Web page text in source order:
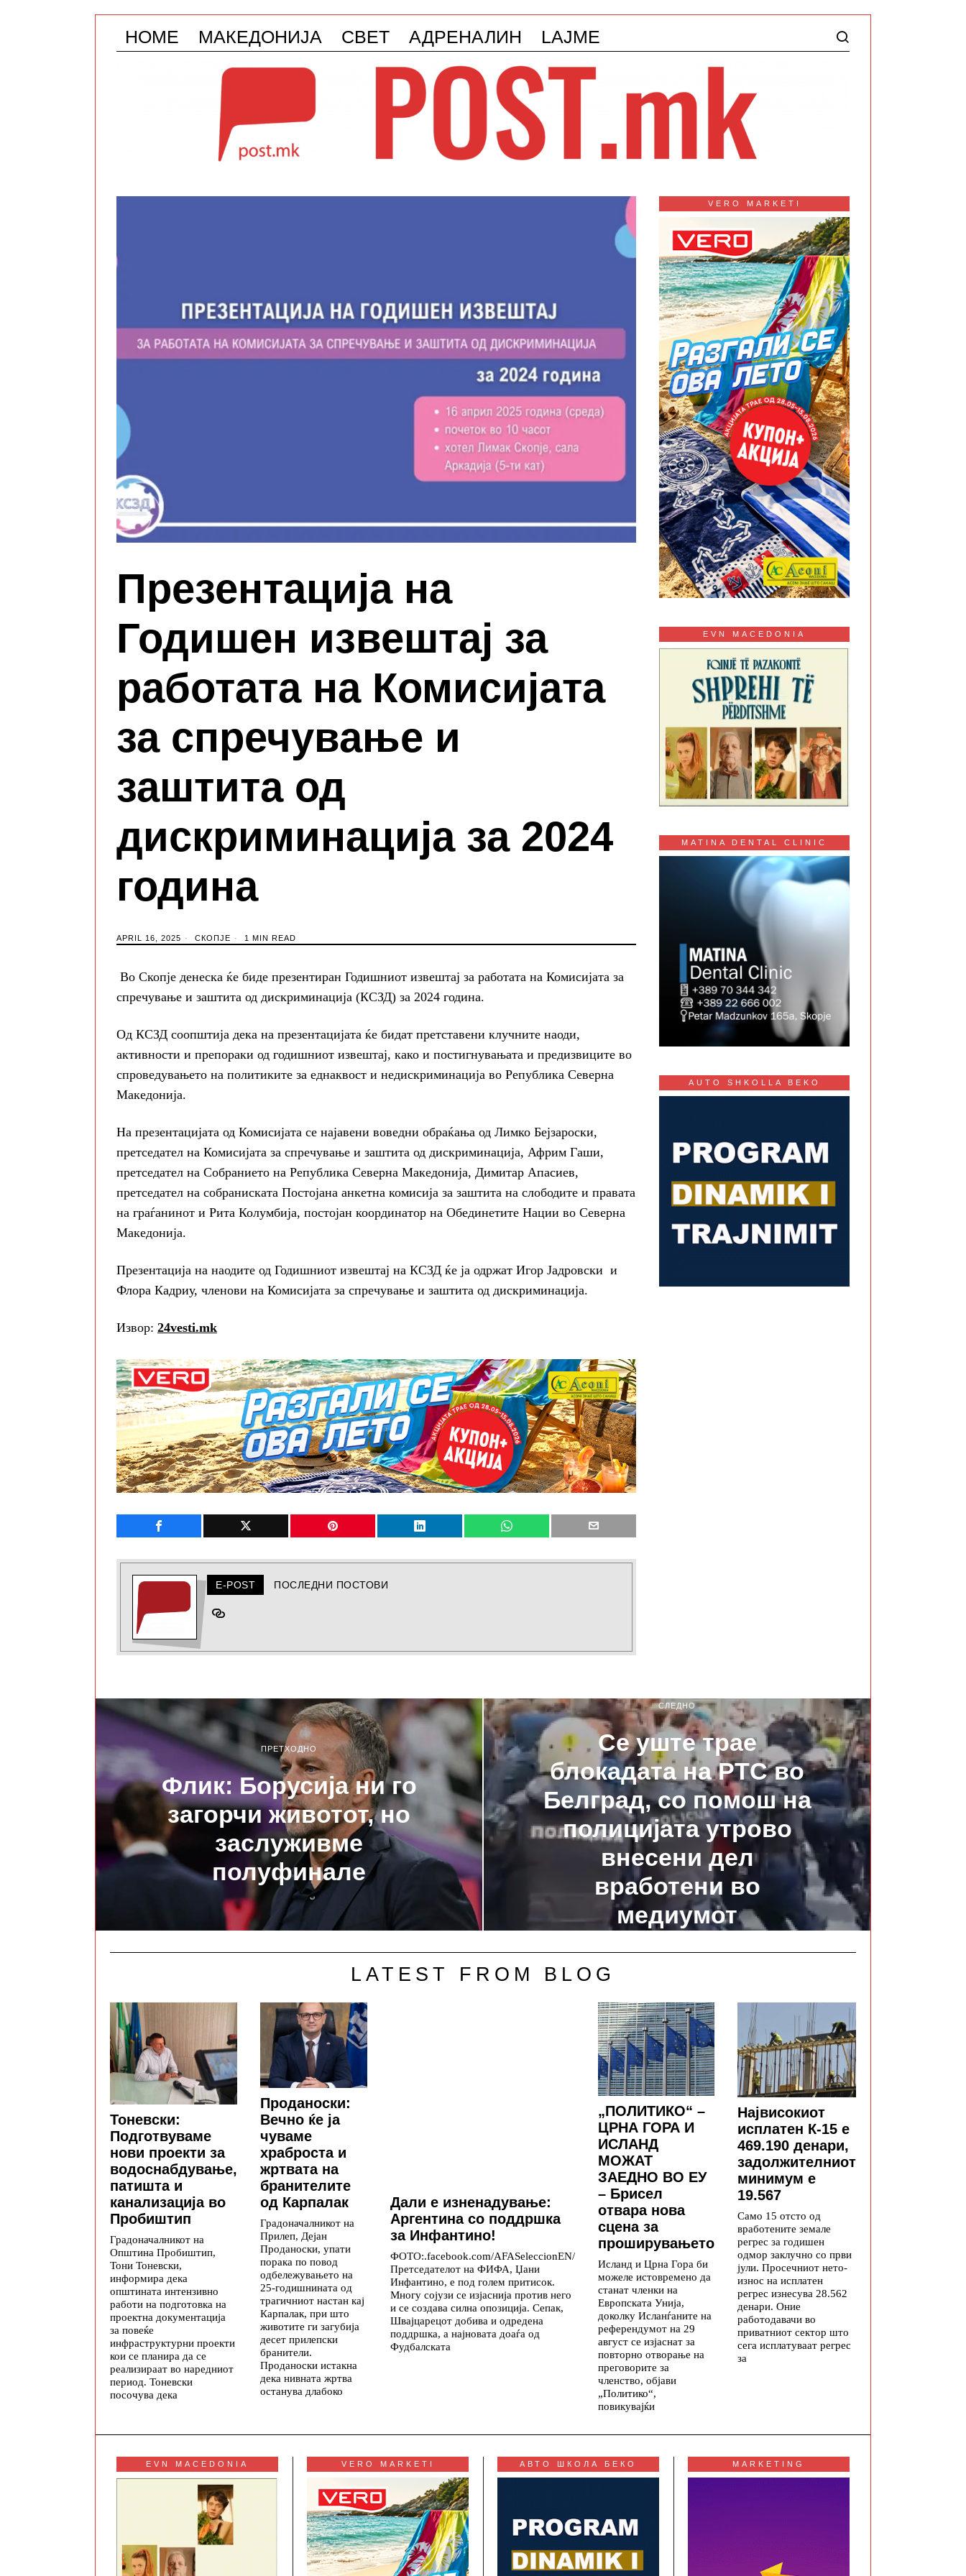
HOME МАКЕДОНИЈА СВЕТ АДРЕНАЛИН LAJME
Презентација на
Годишен извештај за
работата на Комисијата
за спречување и
заштита од
дискриминација за 2024
година
APRIL 16, 2025 СКОПЈЕ 1 MIN READ
Во Скопје денеска ќе биде презентиран Годишниот извештај за работата на Комисијата за
спречување и заштита од дискриминација (КСЗД) за 2024 година.
Од КСЗД соопштија дека на презентацијата ќе бидат претставени клучните наоди,
активности и препораки од годишниот извештај, како и постигнувањата и предизвиците во
спроведувањето на политиките за еднаквост и недискриминација во Република Северна
Македонија.
На презентацијата од Комисијата се најавени воведни обраќања од Лимко Бејзароски,
претседател на Комисијата за спречување и заштита од дискриминација, Африм Гаши,
претседател на Собранието на Република Северна Македонија, Димитар Апасиев,
претседател на собраниската Постојана анкетна комисија за заштита на слободите и правата
на граѓанинот и Рита Колумбија, постојан координатор на Обединетите Нации во Северна
Македонија.
Презентација на наодите од Годишниот извештај на КСЗД ќе ја одржат Игор Јадровски и
Флора Кадриу, членови на Комисијата за спречување и заштита од дискриминација.
Извор: 24vesti.mk
E-POST ПОСЛЕДНИ ПОСТОВИ
VERO MARKETI
EVN MACEDONIA
MATINA DENTAL CLINIC
AUTO SHKOLLA BEKO
ПРЕТХОДНО
Флик: Борусија ни го
загорчи животот, но
заслуживме
полуфинале
СЛЕДНО
Се уште трае
блокадата на РТС во
Белград, со помош на
полицијата утрово
внесени дел
вработени во
медиумот
LATEST FROM BLOG
Тоневски:
Подготвуваме
нови проекти за
водоснабдување,
патишта и
канализација во
Пробиштип
Градоначалникот на
Општина Пробиштип,
Тони Тоневски,
информира дека
општината интензивно
работи на подготовка на
проектна документација
за повеќе
инфраструктурни проекти
кои се планира да се
реализираат во наредниот
период. Тоневски
посочува дека
Проданоски:
Вечно ќе ја
чуваме
храброста и
жртвата на
бранителите
од Карпалак
Градоначалникот на
Прилеп, Дејан
Проданоски, упати
порака по повод
одбележувањето на
25-годишнината од
трагичниот настан кај
Карпалак, при што
животите ги загубија
десет прилепски
бранители.
Проданоски истакна
дека нивната жртва
останува длабоко
Дали е изненадување:
Аргентина со поддршка
за Инфантино!
ФОТО:.facebook.com/AFASeleccionEN/
Претседателот на ФИФА, Џани
Инфантино, е под голем притисок.
Многу сојузи се изјаснија против него
и се создава силна опозиција. Сепак,
Швајцарецот добива и одредена
поддршка, а најновата доаѓа од
Фудбалската
„ПОЛИТИКО“ –
ЦРНА ГОРА И
ИСЛАНД
МОЖАТ
ЗАЕДНО ВО ЕУ
– Брисел
отвара нова
сцена за
проширувањето
Исланд и Црна Гора би
можеле истовремено да
станат членки на
Европската Унија,
доколку Исланѓаните на
референдумот на 29
август се изјаснат за
повторно отворање на
преговорите за
членство, објави
„Политико“,
повикувајќи
Највисокиот
исплатен К-15 е
469.190 денари,
задолжителниот
минимум е
19.567
Само 15 отсто од
вработените земале
регрес за годишен
одмор заклучно со први
јули. Просечниот нето-
износ на исплатен
регрес изнесува 28.562
денари. Оние
работодавачи во
приватниот сектор што
сега исплатуваат регрес
за
EVN MACEDONIA VERO MARKETI АВТО ШКОЛА БЕКО MARKETING